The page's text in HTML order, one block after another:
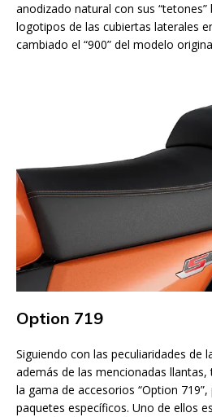
anodizado natural con sus “tetones”
logotipos de las cubiertas laterales
cambiado el “900” del modelo
Option 719
Siguiendo con las peculiaridades de
además de las mencionadas
la gama de accesorios “Option
paquetes específicos. Uno de ellos